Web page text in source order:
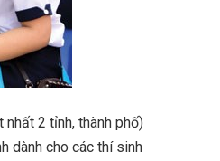
2 tỉnh, thành phố)
dành cho các thí sinh